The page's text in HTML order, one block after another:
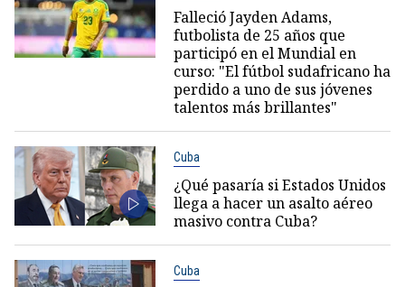
Falleció Jayden Adams,
futbolista de 25 años que
participó en el Mundial en
curso: "El fútbol sudafricano ha
perdido a uno de sus jóvenes
talentos más brillantes"
Cuba
¿Qué pasaría si Estados Unidos
llega a hacer un asalto aéreo
masivo contra Cuba?
Cuba